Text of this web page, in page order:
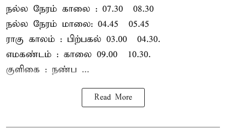
நல்ல நேரம் காலை : 07.30 – 08.30
நல்ல நேரம் மாலை: 04.45 – 05.45
ராகு காலம் : பிற்பகல் 03.00 – 04.30.
எமகண்டம் : காலை 09.00 – 10.30.
குளிகை : நண்ப ...
Read More